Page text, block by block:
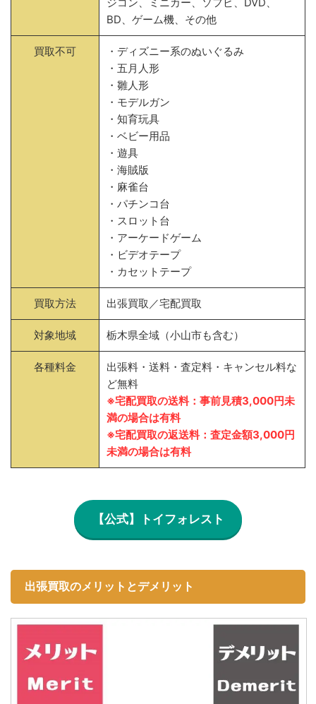
BD、ゲーム機、その他
買取不可
・ディズニー系のぬいぐるみ
・五月人形
・雛人形
・モデルガン
・知育玩具
・ベビー用品
・遊具
・海賊版
・麻雀台
・パチンコ台
・スロット台
・アーケードゲーム
・ビデオテープ
・カセットテープ
買取方法 出張買取／宅配買取
対象地域 栃木県全域（小山市も含む）
各種料金
出張料・送料・査定料・キャンセル料な
ど無料
※宅配買取の送料：事前見積3,000円未
満の場合は有料
※宅配買取の返送料：査定金額3,000円
未満の場合は有料
【公式】トイフォレスト
出張買取のメリットとデメリット